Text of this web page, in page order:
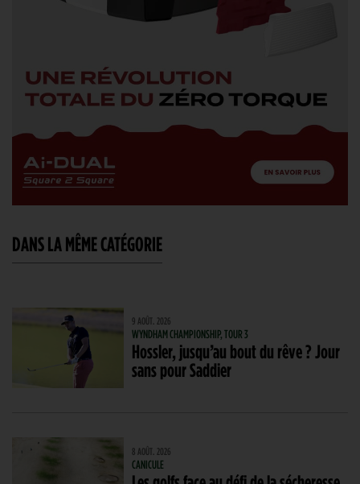
DANS LA MÊME CATÉGORIE
9 AOÛT. 2026
WYNDHAM CHAMPIONSHIP, TOUR 3
Hossler, jusqu’au bout du rêve ? Jour
sans pour Saddier
8 AOÛT. 2026
CANICULE